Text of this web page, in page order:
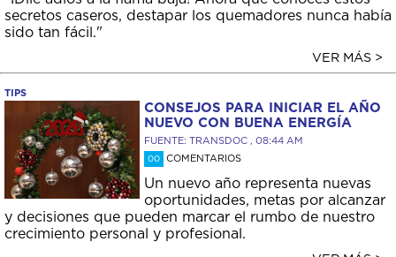
secretos caseros, destapar los quemadores nunca había
sido tan fácil."
VER MÁS >
TIPS
CONSEJOS PARA INICIAR EL AÑO
NUEVO CON BUENA ENERGÍA
FUENTE: TRANSDOC , 08:44 AM
00 COMENTARIOS
Un nuevo año representa nuevas
oportunidades, metas por alcanzar
y decisiones que pueden marcar el rumbo de nuestro
crecimiento personal y profesional.